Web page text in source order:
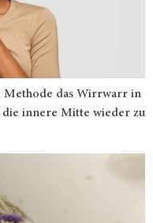
Methode das Wirrwarr in
innere Mitte wieder zu